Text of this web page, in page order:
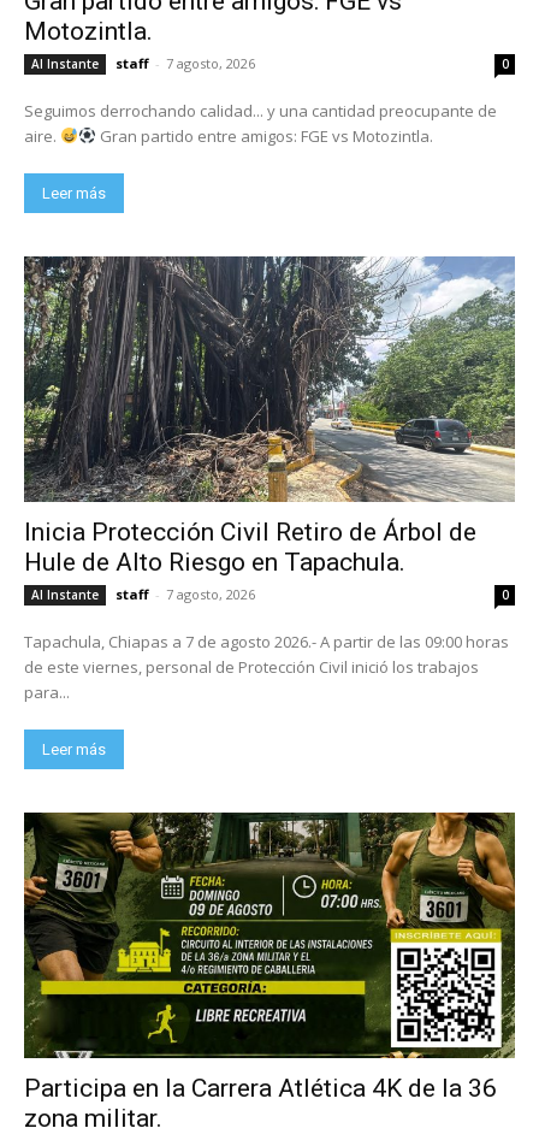
Motozintla.
Al Instante staff - 7 agosto, 2026 0
Seguimos derrochando calidad... y una cantidad preocupante de
aire.
Gran partido entre amigos: FGE vs Motozintla.
Leer más
Inicia Protección Civil Retiro de Árbol de
Hule de Alto Riesgo en Tapachula.
Al Instante staff - 7 agosto, 2026 0
Tapachula, Chiapas a 7 de agosto 2026.- A partir de las 09:00 horas
de este viernes, personal de Protección Civil inició los trabajos
para...
Leer más
Participa en la Carrera Atlética 4K de la 36
zona militar.